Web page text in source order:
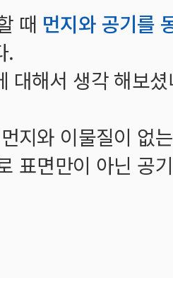
때 먼지와 공기를
.
대해서 생각 해보셨
지와 이물질이 없
표면만이 아닌 공